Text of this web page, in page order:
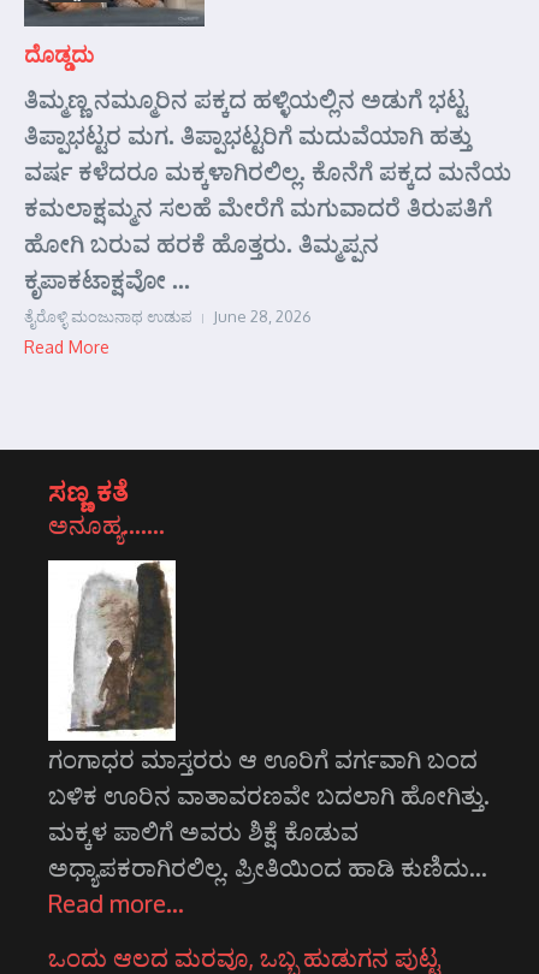
ದೊಡ್ಡದು
ತಿಮ್ಮಣ್ಣ ನಮ್ಮೂರಿನ ಪಕ್ಕದ ಹಳ್ಳಿಯಲ್ಲಿನ ಅಡುಗೆ ಭಟ್ಟ
ತಿಪ್ಪಾಭಟ್ಟರ ಮಗ. ತಿಪ್ಪಾಭಟ್ಟರಿಗೆ ಮದುವೆಯಾಗಿ ಹತ್ತು
ವರ್ಷ ಕಳೆದರೂ ಮಕ್ಕಳಾಗಿರಲಿಲ್ಲ. ಕೊನೆಗೆ ಪಕ್ಕದ ಮನೆಯ
ಕಮಲಾಕ್ಷಮ್ಮನ ಸಲಹೆ ಮೇರೆಗೆ ಮಗುವಾದರೆ ತಿರುಪತಿಗೆ
ಹೋಗಿ ಬರುವ ಹರಕೆ ಹೊತ್ತರು. ತಿಮ್ಮಪ್ಪನ
ಕೃಪಾಕಟಾಕ್ಷವೋ ...
ತೈರೊಳ್ಳಿ ಮಂಜುನಾಥ ಉಡುಪ June 28, 2026
Read More
ಸಣ್ಣ ಕತೆ
ಅನೂಹ್ಯ…….
ಗಂಗಾಧರ ಮಾಸ್ತರರು ಆ ಊರಿಗೆ ವರ್ಗವಾಗಿ ಬಂದ
ಬಳಿಕ ಊರಿನ ವಾತಾವರಣವೇ ಬದಲಾಗಿ ಹೋಗಿತ್ತು.
ಮಕ್ಕಳ ಪಾಲಿಗೆ ಅವರು ಶಿಕ್ಷೆ ಕೊಡುವ
ಅಧ್ಯಾಪಕರಾಗಿರಲಿಲ್ಲ. ಪ್ರೀತಿಯಿಂದ ಹಾಡಿ ಕುಣಿದು…
Read more…
ಒಂದು ಆಲದ ಮರವೂ, ಒಬ್ಬ ಹುಡುಗನ ಪುಟ್ಟ